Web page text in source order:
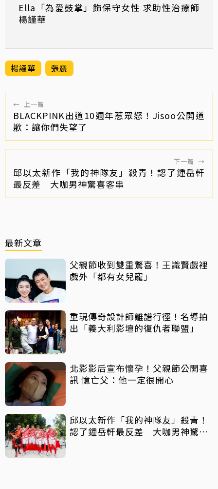
Ella「為愛鼓掌」飾保守女性 求助性治療師
楊謹華
楊謹華 張震
← 上一篇
BLACKPINK出道10週年惹眾怒！Jisoo公開道
歉：讓你們失望了
下一篇 →
邱以太新作「我的神隊友」殺青！認了鍾岳軒
最反差 大咖男神驚喜客串
最新文章
父親節收到雙重驚喜！王識賢戲裡
戲外「都有女兒寵」
重現傳奇設計師離譜行徑！名導拍
出「義大利影壇的復仇者聯盟」
北影影后宣布懷孕！父親節公開喜
訊 憶亡父：他一定很開心
邱以太新作「我的神隊友」殺青！
認了鍾岳軒最反差 大咖男神驚喜